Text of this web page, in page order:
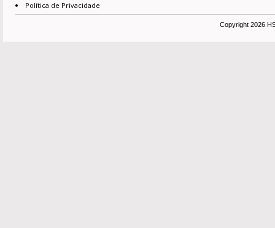
Política de Privacidade
Copyright 2026